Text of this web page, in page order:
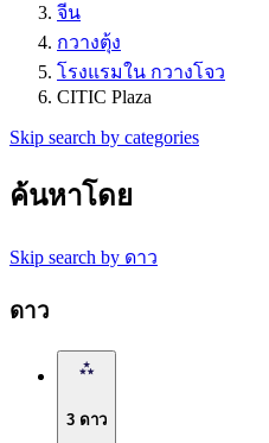
จีน
กวางตุ้ง
โรงแรมใน กวางโจว
CITIC Plaza
Skip search by categories
ค้นหาโดย
Skip search by ดาว
ดาว
3 ดาว